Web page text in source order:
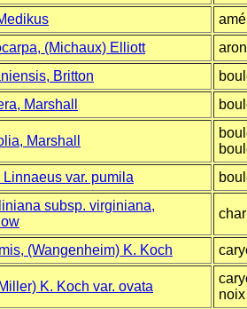
(Michaux) Elliott
Britton
Marshall
Marshall
var. pumila
subsp. virginiana,
(Wangenheim) K. Koch
K. Koch var. ovata